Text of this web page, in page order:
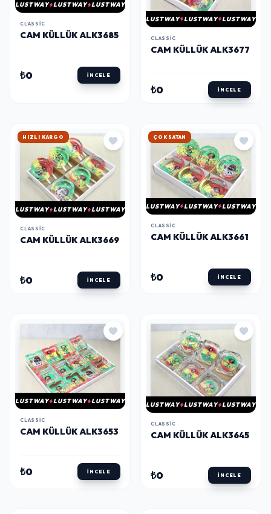
LUSTWAY LUSTWAY LUSTWAY
CLASSIC
CAM KÜLLÜK ALK3685
₺0 İNCELE
LUSTWAY LUSTWAY LUSTWAY
CLASSIC
CAM KÜLLÜK ALK3677
₺0 İNCELE
HIZLI KARGO
LUSTWAY LUSTWAY LUSTWAY
CLASSIC
CAM KÜLLÜK ALK3669
₺0 İNCELE
HIZLI KARGO
LUSTWAY LUSTWAY LUSTWAY
CLASSIC
CAM KÜLLÜK ALK3661
₺0 İNCELE
LUSTWAY LUSTWAY LUSTWAY
CLASSIC
CAM KÜLLÜK ALK3653
₺0 İNCELE
LUSTWAY LUSTWAY LUSTWAY
CLASSIC
CAM KÜLLÜK ALK3645
₺0 İNCELE